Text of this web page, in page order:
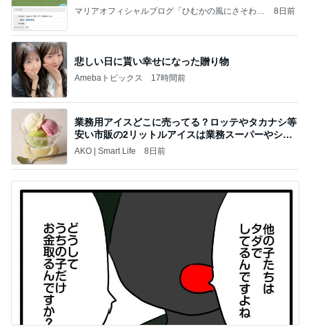
マリアオフィシャルブログ「ひむかの風にさそわれ
8日前
悲しい日に貰い幸せになった贈り物
Amebaトピックス 17時間前
業務用アイスどこに売ってる？ロッテやタカナシ等
安い市販の2リットルアイスは業務スーパーやシャ
トレ
AKO | Smart Life 8日前